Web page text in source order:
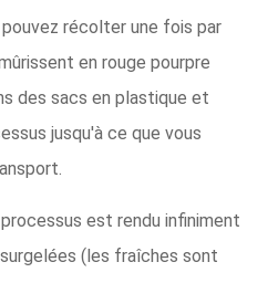
récolter une fois par
en rouge pourpre
des sacs en plastique et
jusqu'à ce que vous
est rendu infiniment
(les fraîches sont